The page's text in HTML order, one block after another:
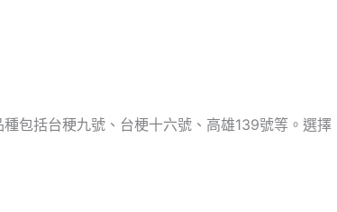
包括台稉九號、台梗十六號、高雄139號等。選擇